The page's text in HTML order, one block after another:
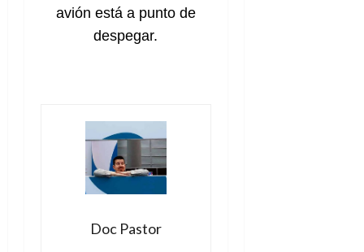
avión está a punto de
despegar.
Doc Pastor